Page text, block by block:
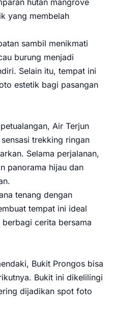
hutan mangrove
yang membelah
sambil menikmati
burung menjadi
Selain itu, tempat ini
estetik bagi pasangan
Air Terjun
trekking ringan
Selama perjalanan,
panorama hijau dan
tenang dengan
tempat ini ideal
cerita bersama
Bukit Prongos bisa
Bukit ini dikelilingi
dijadikan spot foto